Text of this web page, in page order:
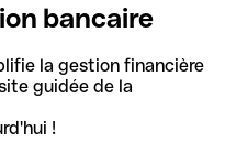
bancaire
la gestion financière
guidée de la
!